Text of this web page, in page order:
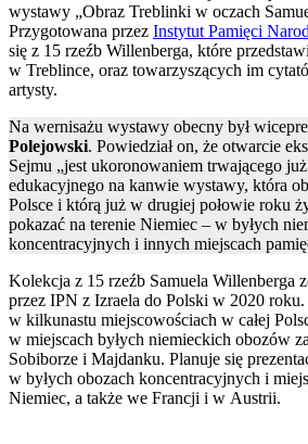
wystawy „Obraz Treblinki w oczach
Przygotowana przez Instytut Pamięci
się z 15 rzeźb Willenberga, które
w Treblince, oraz towarzyszących im
artysty.
Na wernisażu wystawy obecny był
Polejowski. Powiedział on, że otwarcie
Sejmu „jest ukoronowaniem trwającego
edukacyjnego na kanwie wystawy, która
Polsce i którą już w drugiej połowie roku
pokazać na terenie Niemiec – w byłych
koncentracyjnych i innych miejscach
Kolekcja z 15 rzeźb Samuela Willenberga
przez IPN z Izraela do Polski w 2020 roku.
w kilkunastu miejscowościach w całej
w miejscach byłych niemieckich obozów
Sobiborze i Majdanku. Planuje się
w byłych obozach koncentracyjnych i
Niemiec, a także we Francji i w Austrii.